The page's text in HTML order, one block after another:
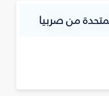
من صربيا